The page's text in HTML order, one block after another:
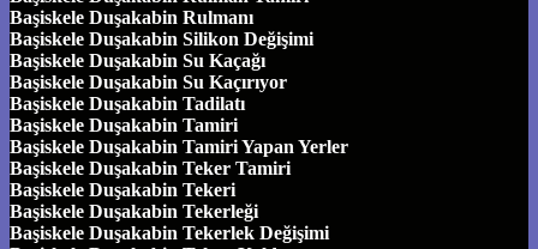
Başiskele Duşakabin Rulmanı
Başiskele Duşakabin Silikon Değişimi
Başiskele Duşakabin Su Kaçağı
Başiskele Duşakabin Su Kaçırıyor
Başiskele Duşakabin Tadilatı
Başiskele Duşakabin Tamiri
Başiskele Duşakabin Tamiri Yapan Yerler
Başiskele Duşakabin Teker Tamiri
Başiskele Duşakabin Tekeri
Başiskele Duşakabin Tekerleği
Başiskele Duşakabin Tekerlek Değişimi